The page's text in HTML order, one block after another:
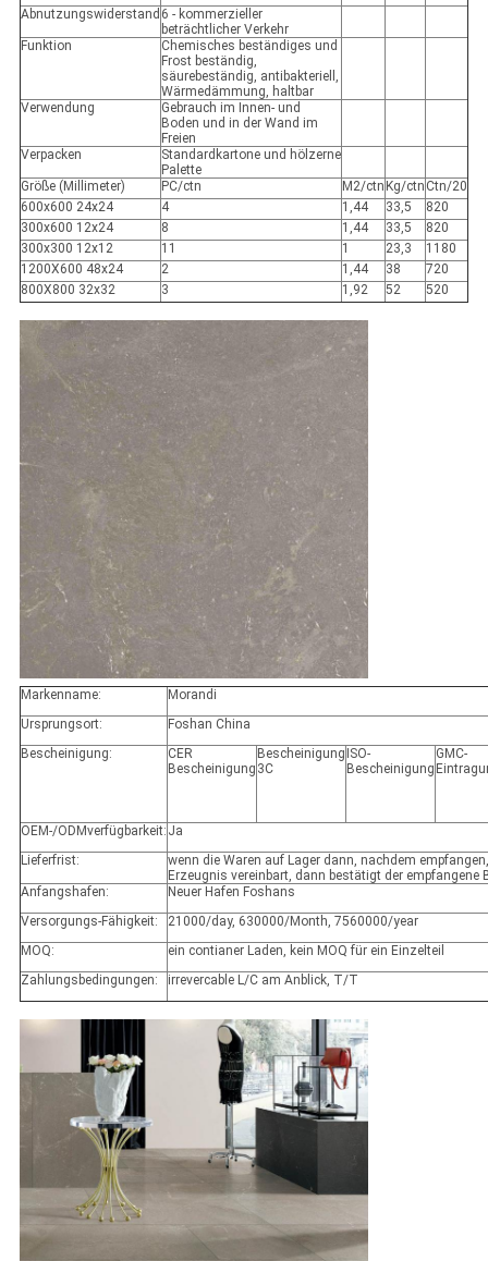
Abnutzungswiderstand 6 - kommerzieller
beträchtlicher Verkehr
Funktion
Chemisches beständiges und
Frost beständig,
säurebeständig, antibakteriell,
Wärmedämmung, haltbar
Verwendung
Gebrauch im Innen- und
Boden und in der Wand im
Freien
Verpacken
Standardkartone und hölzerne
Palette
Größe (Millimeter)
PC/ctn M2/ctn Kg/ctn Ctn/20
600x600 24x24
4 1,44 33,5
820
300x600 12x24
8 1,44 33,5
820
300x300 12x12
11 1 23,3
1180
1200X600 48x24
2 1,44 38
720
800X800 32x32
3 1,92 52 520
Markenname:
Morandi
Ursprungsort:
Foshan China
Bescheinigung:
CER
Bescheinigung
Bescheinigung
3C
ISO-
Bescheinigung
GMC-
OEM-/ODMverfügbarkeit: Ja
Lieferfrist:
wenn die Waren auf Lager dann, nachdem
Erzeugnis vereinbart, dann bestätigt der empfangene
Anfangshafen:
Neuer Hafen Foshans
Versorgungs-Fähigkeit:
21000/day, 630000/Month, 7560000/year
MOQ:
ein contianer Laden, kein MOQ für ein Einzelteil
Zahlungsbedingungen:
irrevercable L/C am Anblick, T/T